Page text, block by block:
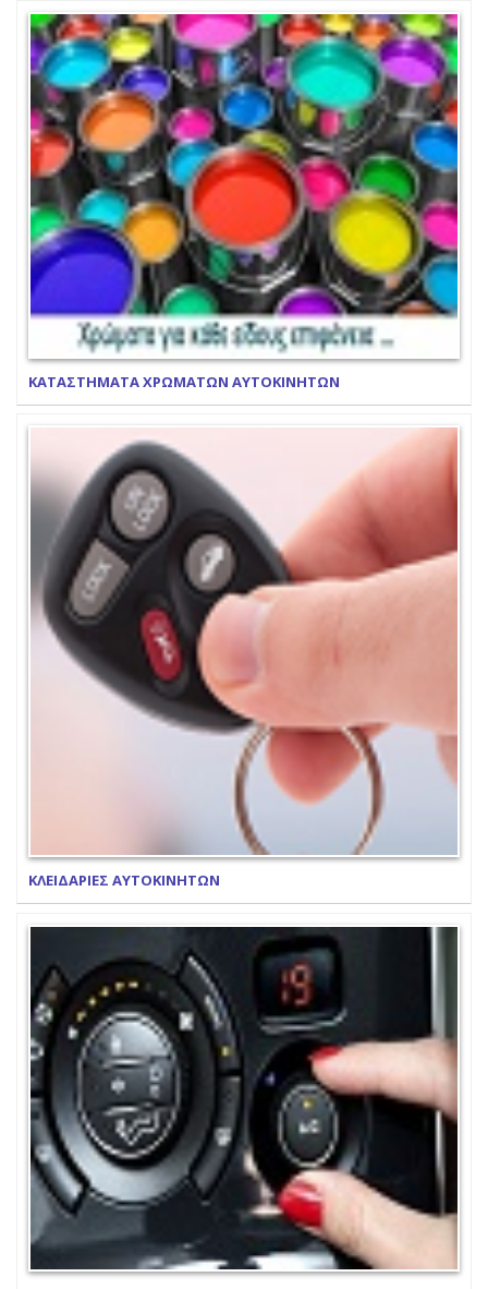
ΚΑΤΑΣΤΗΜΑΤΑ ΧΡΩΜΑΤΩΝ ΑΥΤΟΚΙΝΗΤΩΝ
ΚΛΕΙΔΑΡΙΕΣ ΑΥΤΟΚΙΝΗΤΩΝ